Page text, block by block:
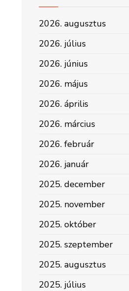
2026. augusztus
2026. július
2026. június
2026. május
2026. április
2026. március
2026. február
2026. január
2025. december
2025. november
2025. október
2025. szeptember
2025. augusztus
2025. július